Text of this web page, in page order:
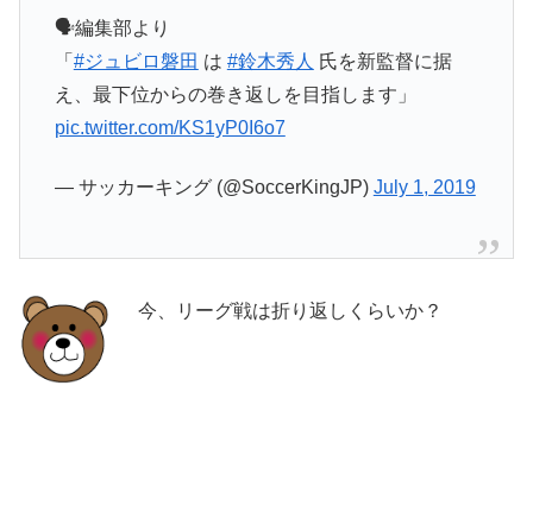
🗣️編集部より
「 #ジュビロ磐田 は #鈴木秀人 氏を新監督に据
え、最下位からの巻き返しを目指します」
pic.twitter.com/KS1yP0I6o7
— サッカーキング (@SoccerKingJP) July 1, 2019
今、リーグ戦は折り返しくらいか？